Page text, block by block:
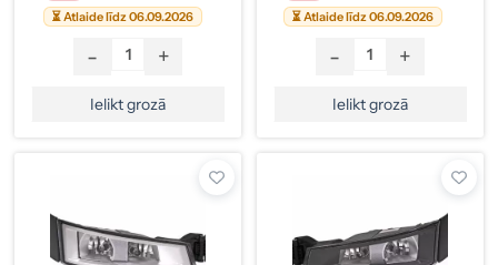
⏳ Atlaide līdz 06.09.2026
- +
Ielikt grozā
⏳ Atlaide līdz 06.09.2026
- +
Ielikt grozā